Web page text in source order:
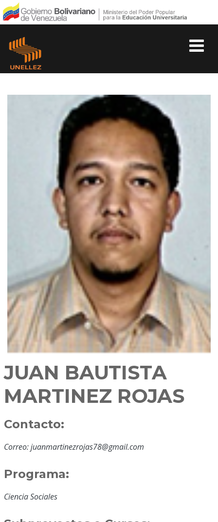
JUAN BAUTISTA
MARTINEZ ROJAS
Contacto:
Correo: juanmartinezrojas78@gmail.com
Programa:
Ciencia Sociales